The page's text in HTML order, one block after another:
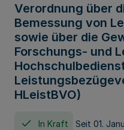
Verordnung über
Bemessung von
sowie über die
Forschungs- und
HLeistBVO)
In Kraft Seit 01.